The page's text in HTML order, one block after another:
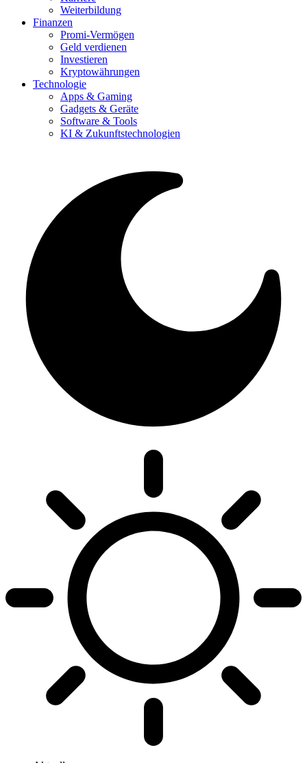
Weiterbildung
Finanzen
Promi-Vermögen
Geld verdienen
Investieren
Kryptowährungen
Technologie
Apps & Gaming
Gadgets & Geräte
Software & Tools
KI & Zukunftstechnologien